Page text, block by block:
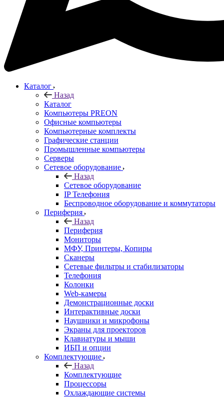
Каталог
Назад
Каталог
Компьютеры PREON
Офисные компьютеры
Компьютерные комплекты
Графические станции
Промышленные компьютеры
Серверы
Сетевое оборудование
Назад
Сетевое оборудование
IP Телефония
Беспроводное оборудование и коммутаторы
Периферия
Назад
Периферия
Мониторы
МФУ, Принтеры, Копиры
Сканеры
Сетевые фильтры и стабилизаторы
Телефония
Колонки
Web-камеры
Демонстрационные доски
Интерактивные доски
Наушники и микрофоны
Экраны для проекторов
Клавиатуры и мыши
ИБП и опции
Комплектующие
Назад
Комплектующие
Процессоры
Охлаждающие системы